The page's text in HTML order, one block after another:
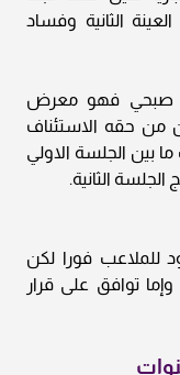
الثانية وفساد
صبحي فهو معرض
من حقه الاستئناف
بين الجلسة الاولي
الثانية.
للملاعب فورا لكن
وإما توافق على قرار